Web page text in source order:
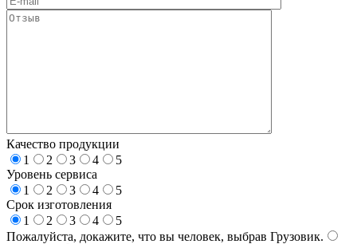
Качество продукции
1
2 3 4
5
Уровень сервиса
1
2 3 4
5
Срок изготовления
1
2 3 4
5
Пожалуйста, докажите, что вы человек, выбрав Грузовик.